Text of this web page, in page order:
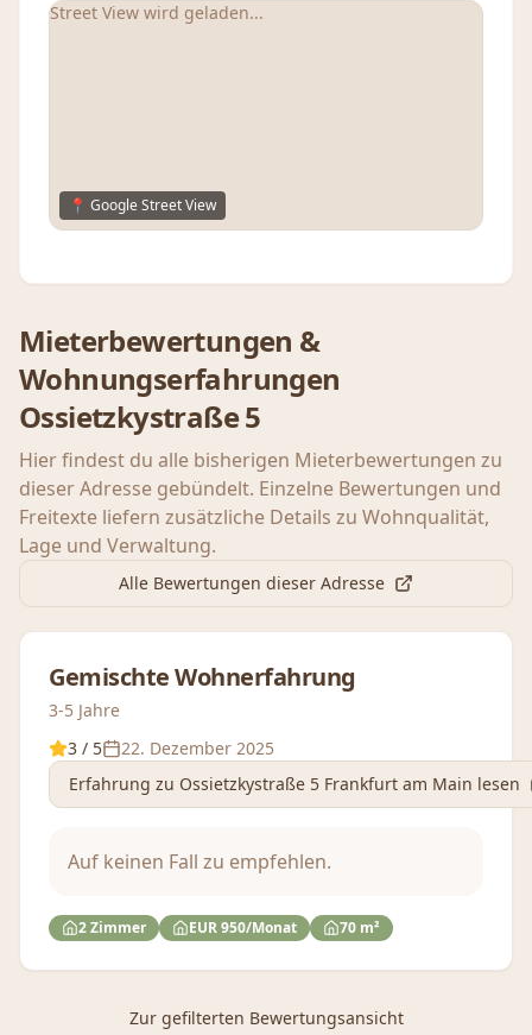
Street View wird geladen...
📍 Google Street View
Mieterbewertungen &
Wohnungserfahrungen
Ossietzkystraße 5
Hier findest du alle bisherigen Mieterbewertungen zu
dieser Adresse gebündelt. Einzelne Bewertungen und
Freitexte liefern zusätzliche Details zu Wohnqualität,
Lage und Verwaltung.
Alle Bewertungen dieser Adresse
Gemischte Wohnerfahrung
3-5 Jahre
3 / 5
22. Dezember 2025
Erfahrung zu Ossietzkystraße 5 Frankfurt am Main lesen
Auf keinen Fall zu empfehlen.
2 Zimmer EUR 950/Monat 70 m²
Zur gefilterten Bewertungsansicht